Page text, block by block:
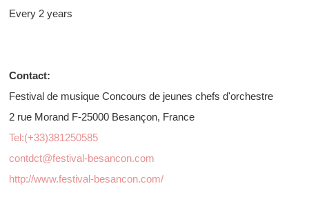
Every 2 years
Contact:
Festival de musique Concours de jeunes chefs d'orchestre
2 rue Morand F-25000 Besançon, France
Tel:(+33)381250585
contdct@festival-besancon.com
http://www.festival-besancon.com/